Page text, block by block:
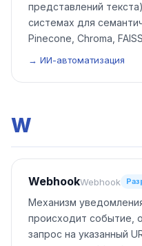
представлений
системах для
Pinecone, Chroma,
→ ИИ-автоматизация
W
WebhookWebhook
Механизм
происходит событие,
запрос на указанный